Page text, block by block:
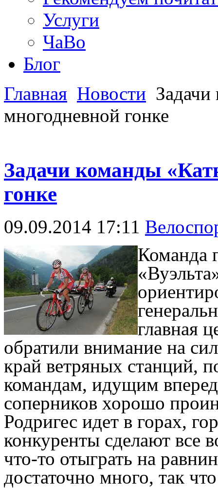
Услуги
ЧаВо
Блог
Главная Новости
многодневной гонке
Задачи команды
гонке
09.09.2014 17:11
Команда
главная
обратили внимание на
край ветряных станций,
командам, идущим
соперников хорошо
Родригес идет в горах,
конкуренты сделают все
что-то отыграть на
достаточно много, так